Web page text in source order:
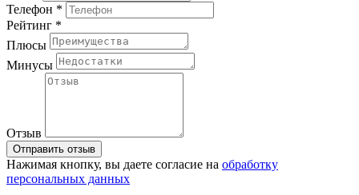
Телефон *
Рейтинг *
Плюсы
Минусы
Отзыв
Отправить отзыв
Нажимая кнопку, вы даете согласие на обработку
персональных данных